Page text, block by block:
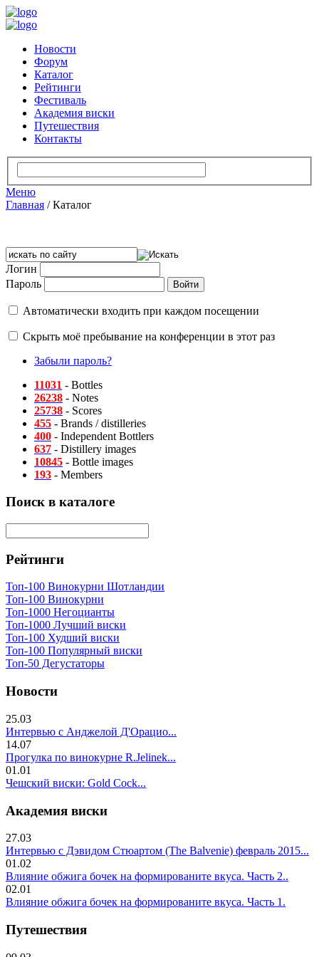
Новости
Форум
Каталог
Рейтинги
Фестиваль
Академия виски
Путешествия
Контакты
Меню
Главная /Каталог
Логин
Пароль
Автоматически входить при каждом посещении
Скрыть моё пребывание на конференции в этот раз
Забыли пароль?
11031 - Bottles
26238 - Notes
25738 - Scores
455 - Brands / distilleries
400 - Independent Bottlers
637 - Distillery images
10845 - Bottle images
193 - Members
Поиск в каталоге
Рейтинги
Топ-100 Винокурни Шотландии
Топ-100 Винокурни
Топ-1000 Негоцианты
Топ-1000 Лучший виски
Топ-100 Худший виски
Топ-100 Популярный виски
Топ-50 Дегустаторы
Новости
25.03
Интервью с Анджелой Д'Орацио...
14.07
Прогулка по винокурне R.Jelinek...
01.01
Чешский виски: Gold Cock...
Академия виски
27.03
Интервью с Дэвидом Стюартом (The Balvenie) февраль 2015...
01.02
Влияние обжига бочек на формированите вкуса. Часть 2..
02.01
Влияние обжига бочек на формированите вкуса. Часть 1.
Путешествия